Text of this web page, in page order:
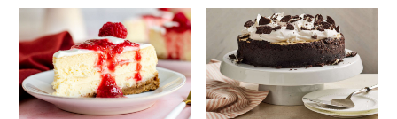
navigation
content
sidebar